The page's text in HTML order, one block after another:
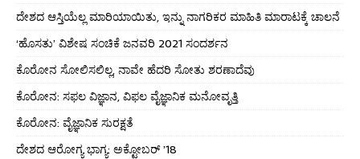
ದೇಶದ ಆಸ್ತಿಯೆಲ್ಲ ಮಾರಿಯಾಯಿತು, ಇನ್ನು ನಾಗರಿಕರ ಮಾಹಿತಿ ಮಾರಾಟಕ್ಕೆ ಚಾಲನೆ
‘ಹೊಸತು’ ವಿಶೇಷ ಸಂಚಿಕೆ ಜನವರಿ 2021 ಸಂದರ್ಶನ
ಕೊರೋನ ಸೋಲಿಸಲಿಲ್ಲ, ನಾವೇ ಹೆದರಿ ಸೋತು ಶರಣಾದೆವು
ಕೊರೋನ: ಸಫಲ ವಿಜ್ಞಾನ, ವಿಫಲ ವೈಜ್ಞಾನಿಕ ಮನೋವೃತ್ತಿ
ಕೊರೋನ: ವೈಜ್ಞಾನಿಕ ಸುರಕ್ಷತೆ
ದೇಶದ ಆರೋಗ್ಯ ಭಾಗ್ಯ: ಅಕ್ಟೋಬರ್ ’18